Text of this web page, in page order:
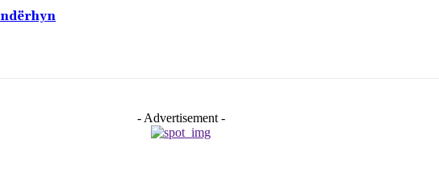
ndërhyn
- Advertisement -